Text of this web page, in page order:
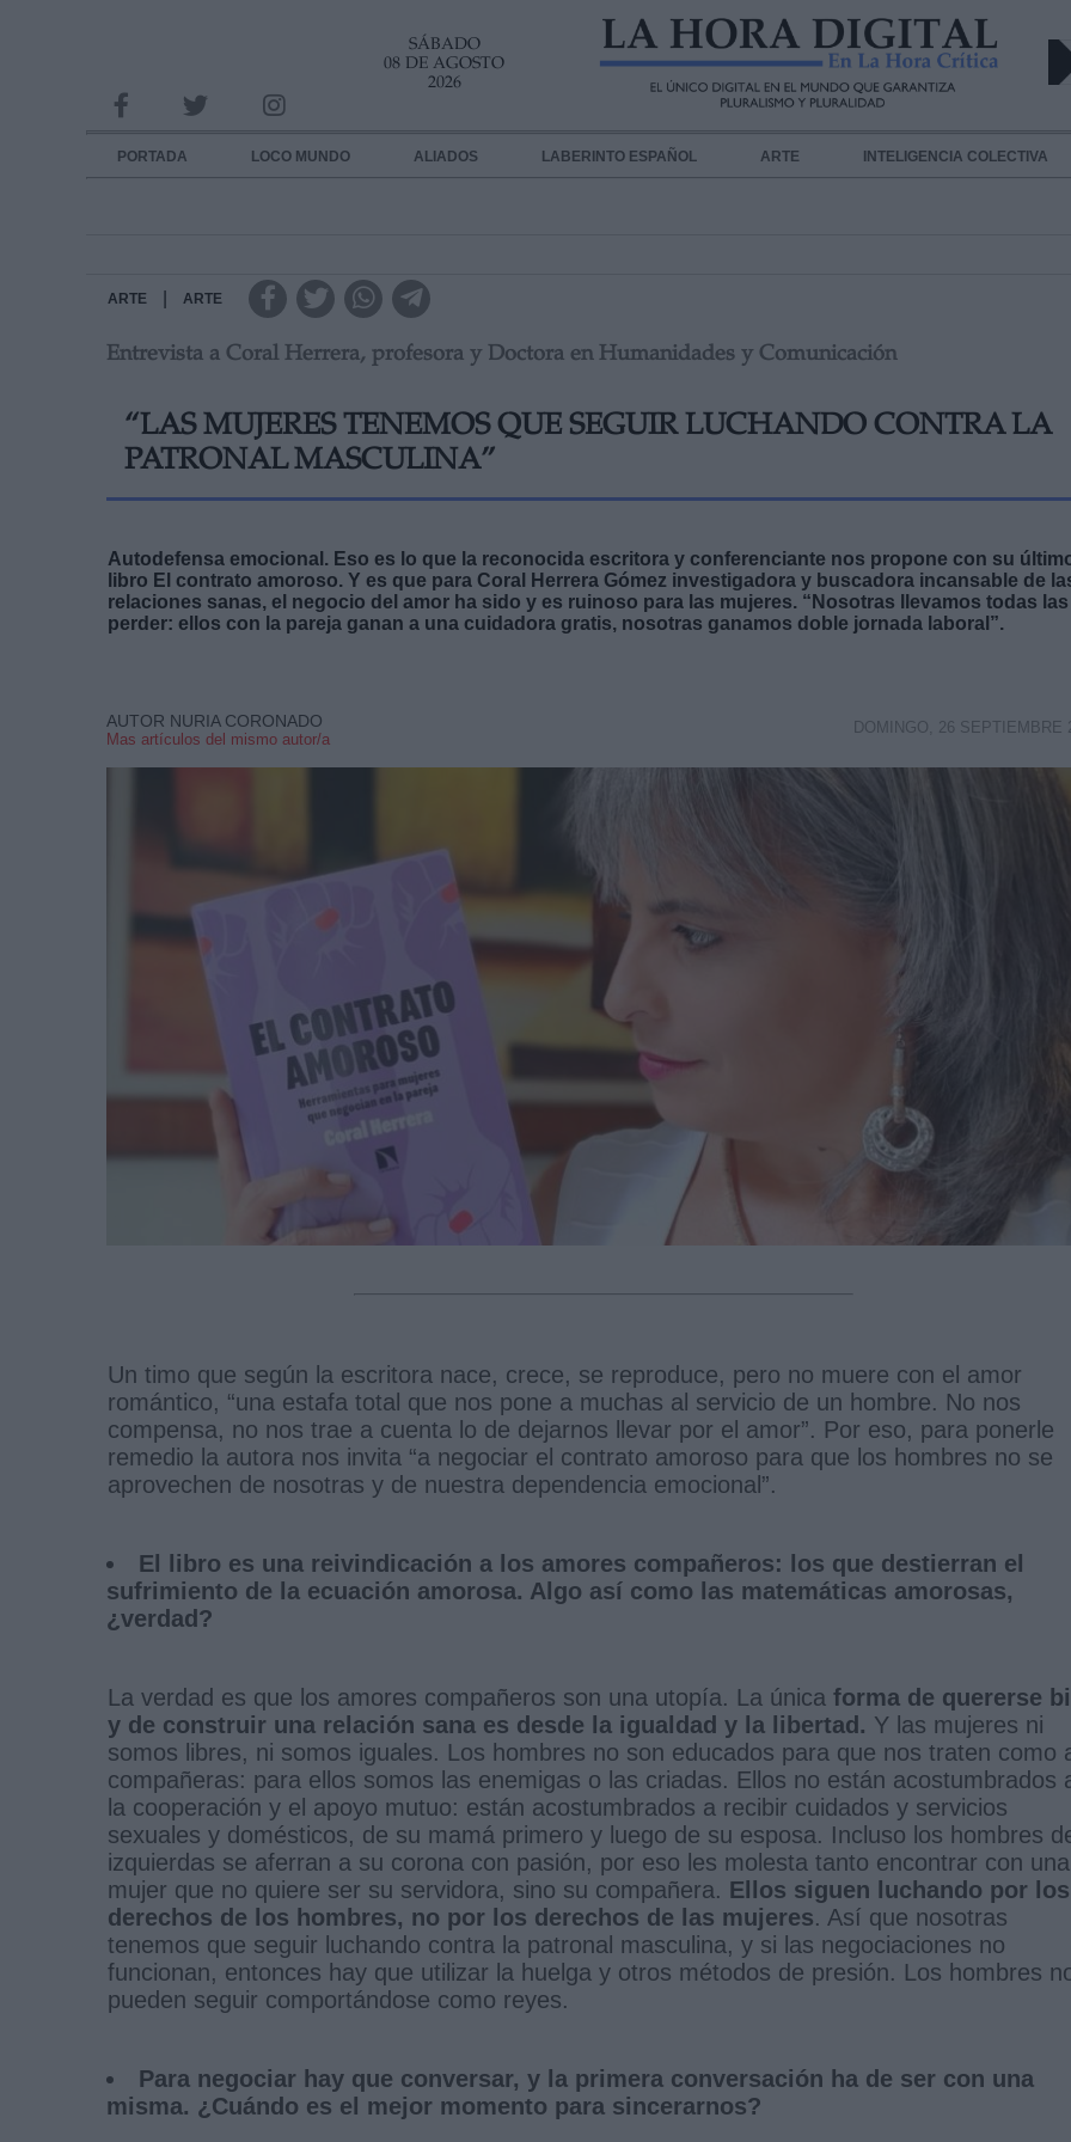
SÁBADO
08 DE AGOSTO
2026
PORTADA LOCO MUNDO ALIADOS LABERINTO ESPAÑOL ARTE INTELIGENCIA COLECTIVA
ARTE ARTE
Entrevista a Coral Herrera, profesora y Doctora en Humanidades y Comunicación
“LAS MUJERES TENEMOS QUE SEGUIR LUCHANDO CONTRA LA
PATRONAL MASCULINA”
Autodefensa emocional. Eso es lo que la reconocida escritora y conferenciante nos propone con su
libro El contrato amoroso. Y es que para Coral Herrera Gómez investigadora y buscadora incansable de
relaciones sanas, el negocio del amor ha sido y es ruinoso para las mujeres. “Nosotras llevamos todas
perder: ellos con la pareja ganan a una cuidadora gratis, nosotras ganamos doble jornada laboral”.
AUTOR NURIA CORONADO
Mas artículos del mismo autor/a
DOMINGO, 26 SEPTIEMBRE
Un timo que según la escritora nace, crece, se reproduce, pero no muere con el amor
romántico, “una estafa total que nos pone a muchas al servicio de un hombre. No nos
compensa, no nos trae a cuenta lo de dejarnos llevar por el amor”. Por eso, para ponerle
remedio la autora nos invita “a negociar el contrato amoroso para que los hombres no se
aprovechen de nosotras y de nuestra dependencia emocional”.
El libro es una reivindicación a los amores compañeros: los que destierran el
sufrimiento de la ecuación amorosa. Algo así como las matemáticas amorosas,
¿verdad?
La verdad es que los amores compañeros son una utopía. La única forma de quererse
y de construir una relación sana es desde la igualdad y la libertad. Y las mujeres ni
somos libres, ni somos iguales. Los hombres no son educados para que nos traten como
compañeras: para ellos somos las enemigas o las criadas. Ellos no están acostumbrados
la cooperación y el apoyo mutuo: están acostumbrados a recibir cuidados y servicios
sexuales y domésticos, de su mamá primero y luego de su esposa. Incluso los hombres
izquierdas se aferran a su corona con pasión, por eso les molesta tanto encontrar con una
mujer que no quiere ser su servidora, sino su compañera. Ellos siguen luchando por los
derechos de los hombres, no por los derechos de las mujeres. Así que nosotras
tenemos que seguir luchando contra la patronal masculina, y si las negociaciones no
funcionan, entonces hay que utilizar la huelga y otros métodos de presión. Los hombres
pueden seguir comportándose como reyes.
Para negociar hay que conversar, y la primera conversación ha de ser con una
misma. ¿Cuándo es el mejor momento para sincerarnos?
INFORMACION SOBRE LA PROTECCIÓN DE TUS DATOS
Responsable:
Destinatarios:
Información adicional
link